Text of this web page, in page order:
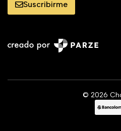
Suscribirme
© 2026